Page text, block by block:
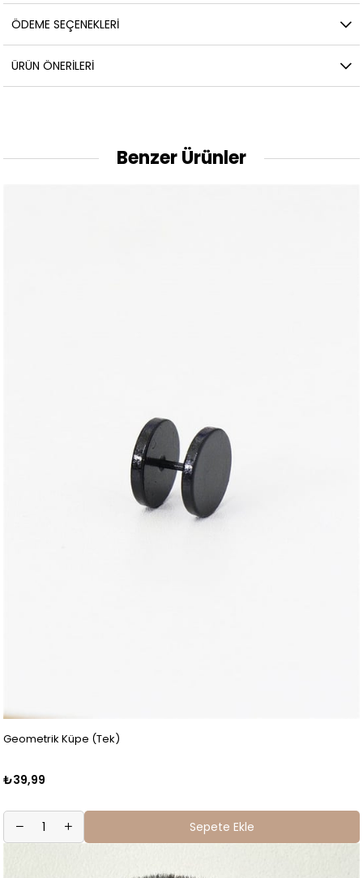
ÖDEME SEÇENEKLERI
ÜRÜN ÖNERILERI
Benzer Ürünler
Geometrik Küpe (Tek)
₺39,99
Sepete Ekle